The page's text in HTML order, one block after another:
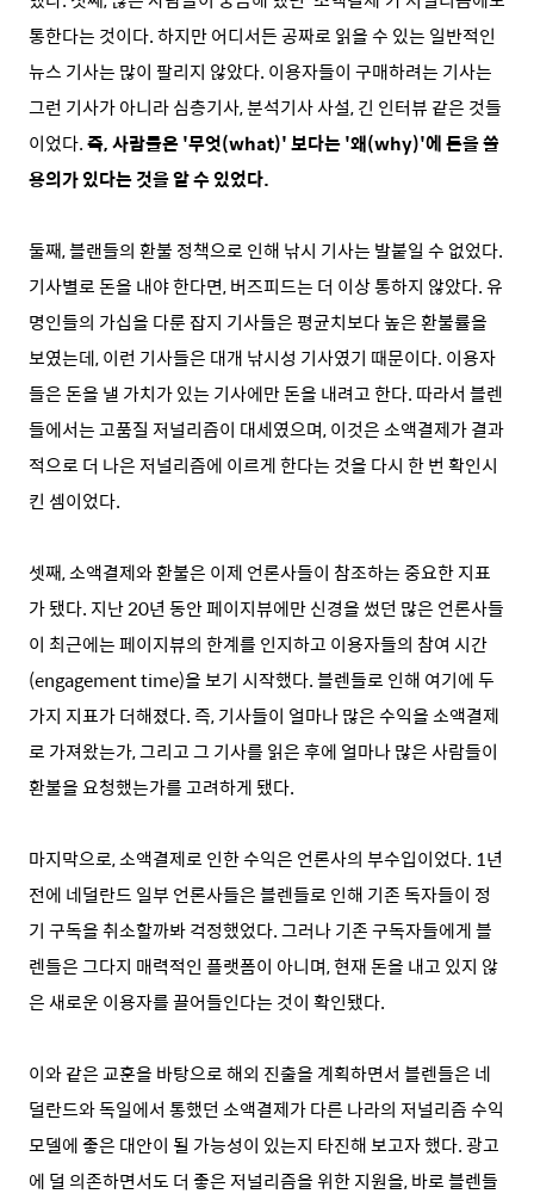
통한다는 것이다. 하지만 어디서든 공짜로 읽을 수 있는 일반적인
뉴스 기사는 많이 팔리지 않았다. 이용자들이 구매하려는 기사는
그런 기사가 아니라 심층기사, 분석기사 사설, 긴 인터뷰 같은 것들
이었다.즉, 사람들은 '무엇(what)' 보다는 '왜(why)'에 돈을 쓸
용의가 있다는 것을 알 수 있었다.
둘째, 블랜들의 환불 정책으로 인해 낚시 기사는 발붙일 수 없었다.
기사별로 돈을 내야 한다면, 버즈피드는 더 이상 통하지 않았다. 유
명인들의 가십을 다룬 잡지 기사들은 평균치보다 높은 환불률을
보였는데, 이런 기사들은 대개 낚시성 기사였기 때문이다. 이용자
들은 돈을 낼 가치가 있는 기사에만 돈을 내려고 한다. 따라서 블렌
들에서는 고품질 저널리즘이 대세였으며, 이것은 소액결제가 결과
적으로 더 나은 저널리즘에 이르게 한다는 것을 다시 한 번 확인시
킨 셈이었다.
셋째, 소액결제와 환불은 이제 언론사들이 참조하는 중요한 지표
가 됐다. 지난 20년 동안 페이지뷰에만 신경을 썼던 많은 언론사들
이 최근에는 페이지뷰의 한계를 인지하고 이용자들의 참여 시간
(engagement time)을 보기 시작했다. 블렌들로 인해 여기에 두
가지 지표가 더해졌다. 즉, 기사들이 얼마나 많은 수익을 소액결제
로 가져왔는가, 그리고 그 기사를 읽은 후에 얼마나 많은 사람들이
환불을 요청했는가를 고려하게 됐다.
마지막으로, 소액결제로 인한 수익은 언론사의 부수입이었다. 1년
전에 네덜란드 일부 언론사들은 블렌들로 인해 기존 독자들이 정
기 구독을 취소할까봐 걱정했었다. 그러나 기존 구독자들에게 블
렌들은 그다지 매력적인 플랫폼이 아니며, 현재 돈을 내고 있지 않
은 새로운 이용자를 끌어들인다는 것이 확인됐다.
이와 같은 교훈을 바탕으로 해외 진출을 계획하면서 블렌들은 네
덜란드와 독일에서 통했던 소액결제가 다른 나라의 저널리즘 수익
모델에 좋은 대안이 될 가능성이 있는지 타진해 보고자 했다. 광고
에 덜 의존하면서도 더 좋은 저널리즘을 위한 지원을, 바로 블렌들